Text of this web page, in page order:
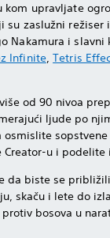
kom upravljate
su zaslužni režiser
Nakamura i slavni
Infinite,Tetris
od 90 nivoa
ljude po
osmislite
Creator-u i podelite
da biste se
skaču i lete do
bosova u